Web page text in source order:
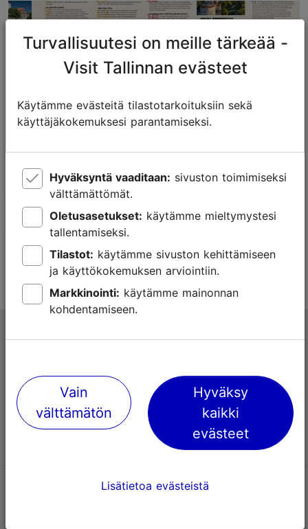
Museoportti kartta
+372 645 7777
info@visittallinn.ee
Turvallisuutesi on meille tärkeää -
Visit Tallinnan evästeet
Käytämme evästeitä tilastotarkoituksiin sekä
käyttäjäkokemuksesi parantamiseksi.
Hyväksyntä vaaditaan:
välttämättömät.
Oletusasetukset:
tallentamiseksi.
Tilastot:
ja käyttökokemuksen arviointiin.
Markkinointi:
kohdentamiseen.
Vain
välttämätön
Hyväksy
kaikki
evästeet
Lisätietoa evästeistä